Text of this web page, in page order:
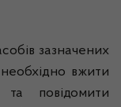
зазначених
вжити
повідомити